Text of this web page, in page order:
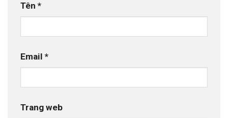
Tên *
Email *
Trang web